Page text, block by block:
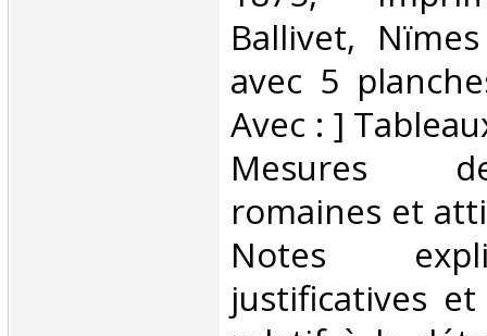
Ballivet,
avec 5
Avec : ]
Mesures
romaines et
Notes
justificatives